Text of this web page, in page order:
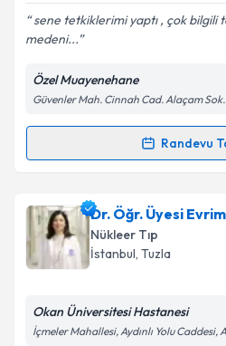
Kişisel verilerimin
Metni'ni okudum ve
kapsamda işlenmesini
sene tetkiklerimi yaptı , çok bilgili
medeni...
Özel Muayenehane
Güvenler Mah. Cinnah Cad. Alaçam
Randevu
Randevu Takvimi
Dr. Emin Alpiçin randevu
Size bu uzmandan randevu
hazırlandığında e-posta ile
Dr. Öğr. Üyesi
Nükleer Tıp
İstanbul, Tuzla
Okan Üniversitesi Hastanesi
İçmeler Mahallesi, Aydınlı Yolu Caddesi,